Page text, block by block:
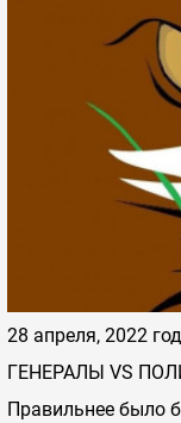
28 апреля, 2022
ГЕНЕРАЛЫ VS
Правильнее было